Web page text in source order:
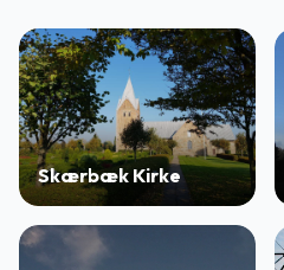
Skærbæk Kirke